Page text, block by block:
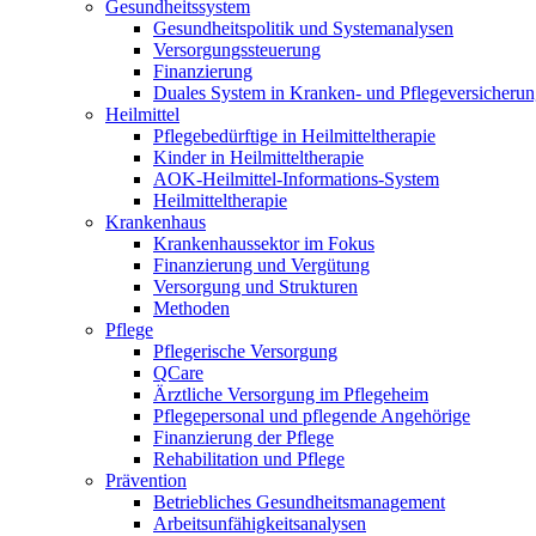
Gesundheitssystem
Gesundheitspolitik und Systemanalysen
Versorgungssteuerung
Finanzierung
Duales System in Kranken- und
Heilmittel
Pflegebedürftige in Heilmitteltherapie
Kinder in Heilmitteltherapie
AOK-Heilmittel-Informations-System
Heilmitteltherapie
Krankenhaus
Krankenhaussektor im Fokus
Finanzierung und Vergütung
Versorgung und Strukturen
Methoden
Pflege
Pflegerische Versorgung
QCare
Ärztliche Versorgung im Pflegeheim
Pflegepersonal und pflegende Angehörige
Finanzierung der Pflege
Rehabilitation und Pflege
Prävention
Betriebliches Gesundheitsmanagement
Arbeitsunfähigkeitsanalysen